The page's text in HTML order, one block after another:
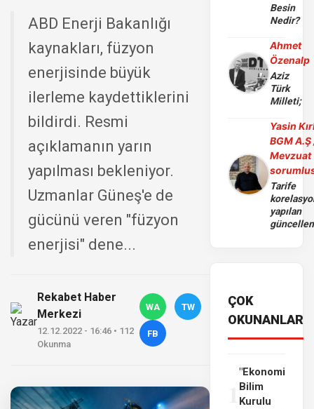
ABD Enerji Bakanlığı
kaynakları, füzyon
enerjisinde büyük
ilerleme kaydettiklerini
bildirdi. Resmi
açıklamanın yarın
yapılması bekleniyor.
Uzmanlar Güneş'e de
gücünü veren "füzyon
enerjisi" dene...
Rekabet Haber
Merkezi
12.12.2022 - 16:46 • 112
Okunma
WA TW
FB
Besin
Nedir?
Ahmet
Özenalp
Aziz
Türk
Milleti;
Yasin
BGM A.Ş
Mevzuat
Tarife
yapılan
ÇOK
OKUNANLAR
"Ekonomi
Bilim
Kurulu